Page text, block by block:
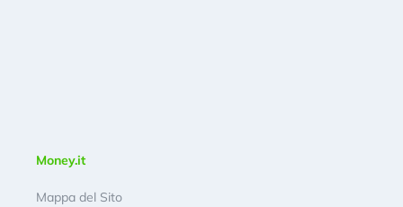
Money.it
Mappa del Sito